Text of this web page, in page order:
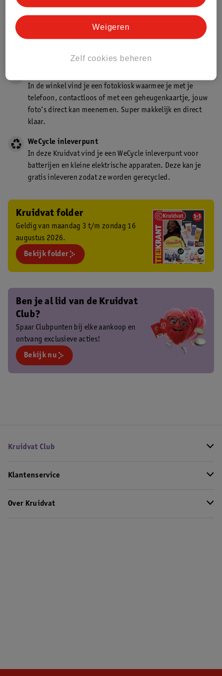
Kruidvat is een gecertificeerd drogist. Dit betekent dat je
winkel én online!
In de winkel vind je een fotokiosk waarmee je met je
telefoon, contactloos of met een geheugenkaartje, jouw
foto’s direct kan meenemen. Super makkelijk en direct
klaar.
WeCycle inleverpunt
In deze Kruidvat vind je een WeCycle inleverpunt voor
batterijen en kleine elektrische apparaten. Deze kan je
gratis inleveren zodat ze worden gerecycled.
Kruidvat folder
Geldig van maandag 3 t/m zondag 16
augustus 2026.
Bekijk folder
Ben je al lid van de Kruidvat
Club?
Spaar Clubpunten bij elke aankoop en
ontvang exclusieve acties!
Bekijk nu
Kruidvat Club
Klantenservice
Over Kruidvat
Zelf cookies beheren
Weigeren